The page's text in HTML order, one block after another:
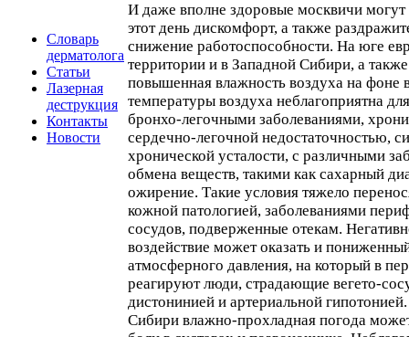
Словарь
дерматолога
Статьи
Лазерная
деструкция
Контакты
Новости
И даже вполне здоровые москвичи
этот день дискомфорт, а также
снижение работоспособности. На юге
территории и в Западной Сибири, а
повышенная влажность воздуха на фоне
температуры воздуха неблагоприятна
бронхо-легочными заболеваниями,
сердечно-легочной недостаточностью,
хронической усталости, с различными
обмена веществ, такими как сахарный
ожирение. Такие условия тяжело
кожной патологией, заболеваниями
сосудов, подверженные отекам.
воздействие может оказать и
атмосферного давления, на который в
реагируют люди, страдающие вегето-
дистонинией и артериальной
Сибири влажно-прохладная погода